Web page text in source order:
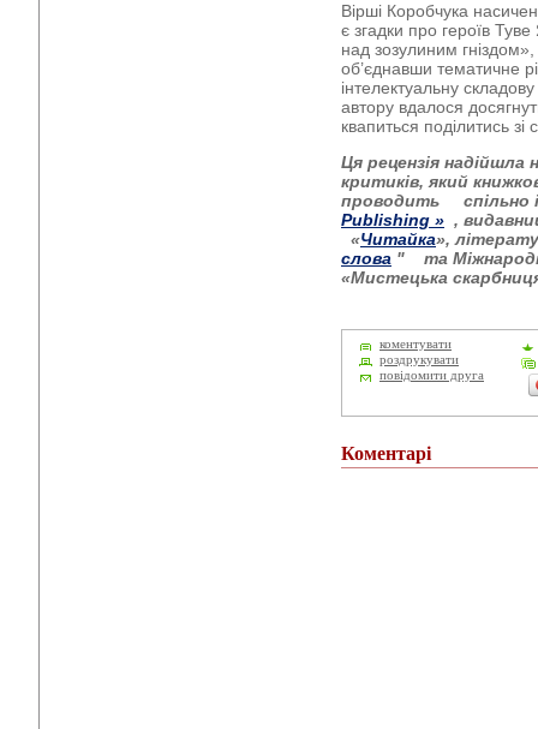
Вірші Коробчука
є згадки про героїв
над зозулиним
об’єднавши тематичне
інтелектуальну
автору вдалося
квапиться поділитись
Ця рецензія надійшла
критиків, який
проводить
Publishing » ,
«Читайка»,
слова "
та
«Мистецька
коментувати
роздрукувати
повідомити друга
Коментарі